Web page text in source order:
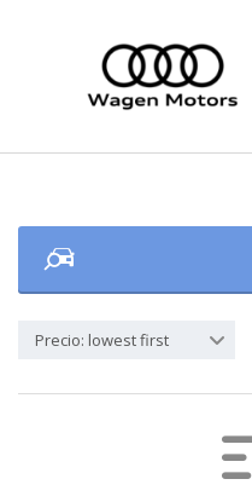
Precio: lowest first